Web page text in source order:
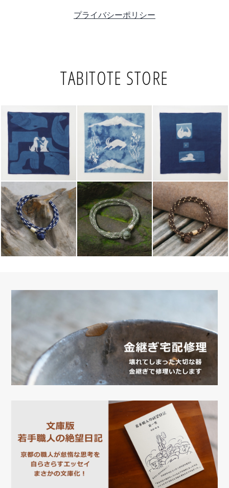
TABITOTE STORE